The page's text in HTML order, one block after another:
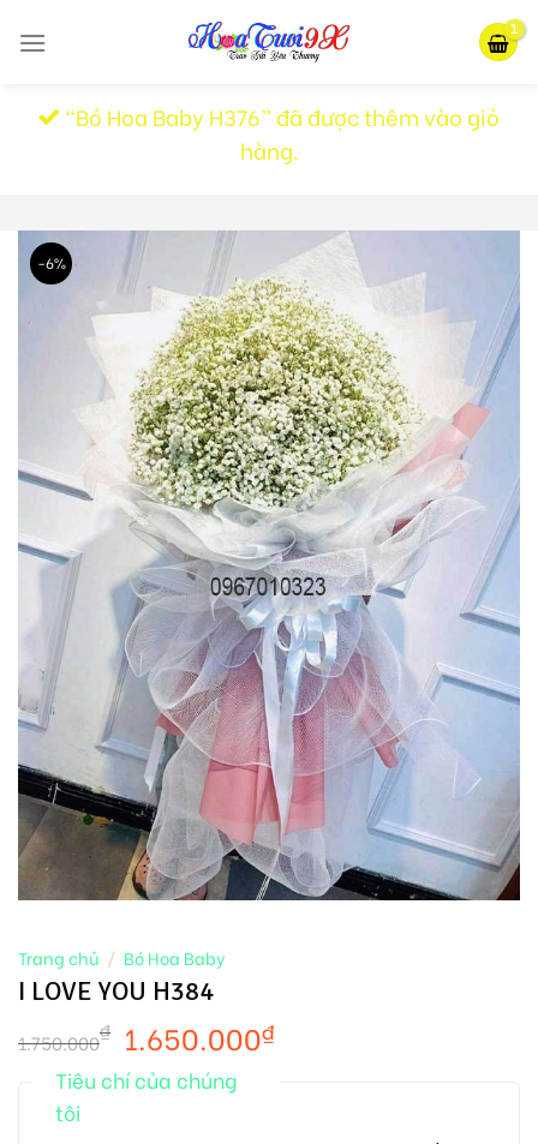
“Bó Hoa Baby H376” đã được thêm vào giỏ
hàng.
-6%
Trang chủ / Bó Hoa Baby
I LOVE YOU H384
1.750.000₫ 1.650.000₫
Tiêu chí của chúng
tôi